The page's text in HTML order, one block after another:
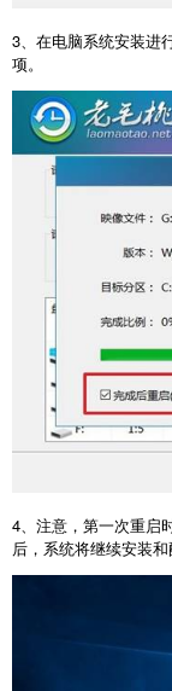
3 、在电脑系统安装
项。
4、注意，第一次重启
后，系统将继续安装